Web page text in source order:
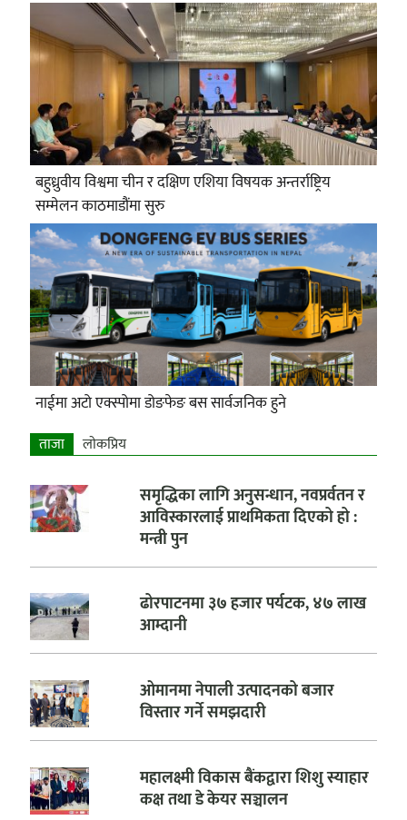
बहुध्रुवीय विश्वमा चीन र दक्षिण एशिया विषयक अन्तर्राष्ट्रिय
सम्मेलन काठमाडौंमा सुरु
नाईमा अटो एक्स्पोमा डोङफेङ बस सार्वजनिक हुने
ताजा लाेकप्रिय
समृद्धिका लागि अनुसन्धान, नवप्रर्वतन र
आविस्कारलाई प्राथमिकता दिएको हो :
मन्त्री पुन
ढोरपाटनमा ३७ हजार पर्यटक, ४७ लाख
आम्दानी
ओमानमा नेपाली उत्पादनको बजार
विस्तार गर्ने समझदारी
महालक्ष्मी विकास बैंकद्वारा शिशु स्याहार
कक्ष तथा डे केयर सञ्चालन